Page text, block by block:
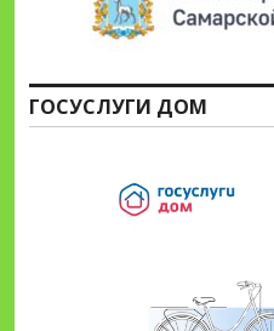
ГОСУСЛУГИ ДОМ